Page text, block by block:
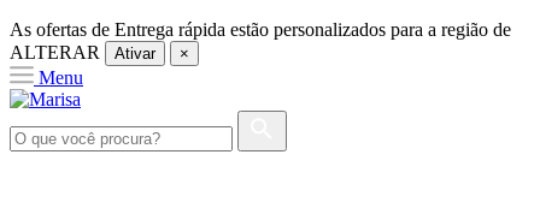
As ofertas de Entrega rápida estão personalizados para a região de
ALTERAR
Ativar ×
Menu